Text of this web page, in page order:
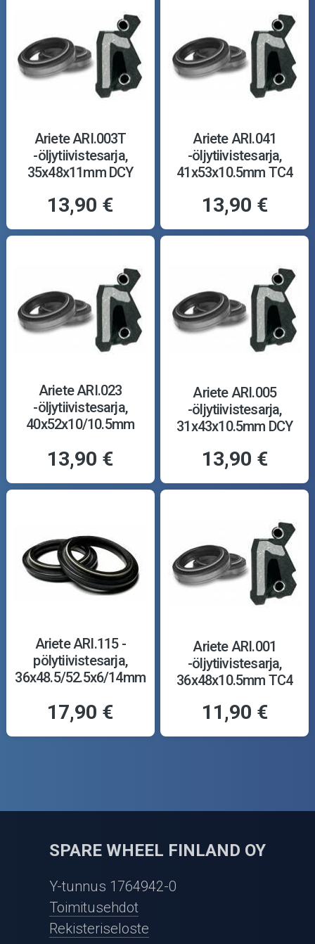
Ariete ARI.003T
-öljytiivistesarja,
35x48x11mm DCY
13,90 €
Ariete ARI.041
-öljytiivistesarja,
41x53x10.5mm TC4
13,90 €
Ariete ARI.023
-öljytiivistesarja,
40x52x10/10.5mm
13,90 €
Ariete ARI.005
-öljytiivistesarja,
31x43x10.5mm DCY
13,90 €
Ariete ARI.115 -
pölytiivistesarja,
36x48.5/52.5x6/14mm
17,90 €
Ariete ARI.001
-öljytiivistesarja,
36x48x10.5mm TC4
11,90 €
SPARE WHEEL FINLAND OY
Y-tunnus 1764942-0
Toimitusehdot
Rekisteriseloste